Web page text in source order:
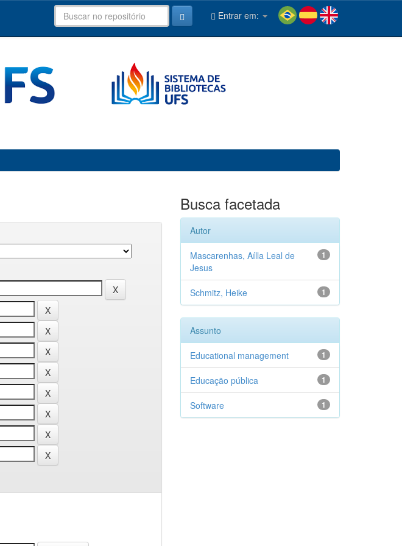
Entrar em:
Busca facetada
Autor
1
Mascarenhas, Aílla Leal de
Jesus
1
Schmitz, Heike
Assunto
1
Educational management
1
Educação pública
1
Software